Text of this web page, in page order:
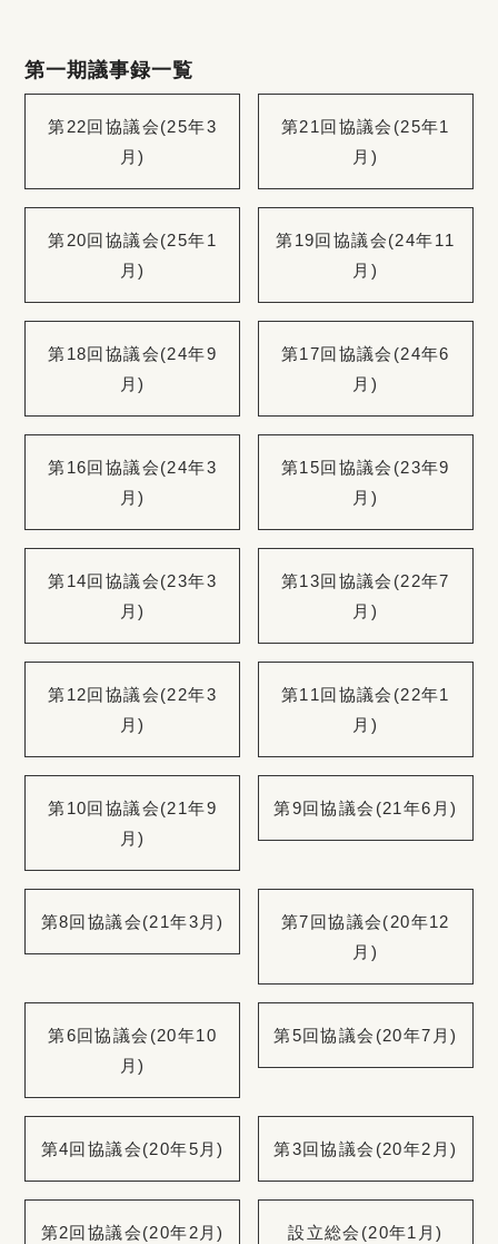
第一期議事録一覧
第22回協議会(25年3
月)
第21回協議会(25年1
月)
第20回協議会(25年1
月)
第19回協議会(24年11
月)
第18回協議会(24年9
月)
第17回協議会(24年6
月)
第16回協議会(24年3
月)
第15回協議会(23年9
月)
第14回協議会(23年3
月)
第13回協議会(22年7
月)
第12回協議会(22年3
月)
第11回協議会(22年1
月)
第10回協議会(21年9
月)
第9回協議会(21年6月)
第8回協議会(21年3月)
第7回協議会(20年12
月)
第6回協議会(20年10
月)
第5回協議会(20年7月)
第4回協議会(20年5月) 第3回協議会(20年2月)
第2回協議会(20年2月) 設立総会(20年1月)